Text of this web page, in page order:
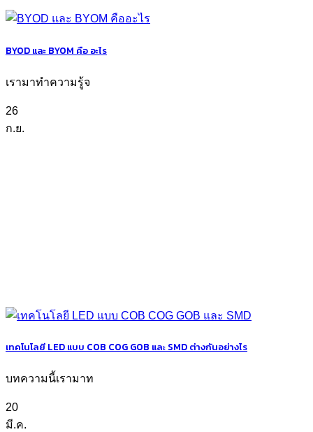
BYOD และ BYOM คือ อะไร
เรามาทำความรู้จ
26
ก.ย.
เทคโนโลยี LED แบบ COB COG GOB และ SMD ต่างกันอย่างไร
บทความนี้เรามาท
20
มี.ค.